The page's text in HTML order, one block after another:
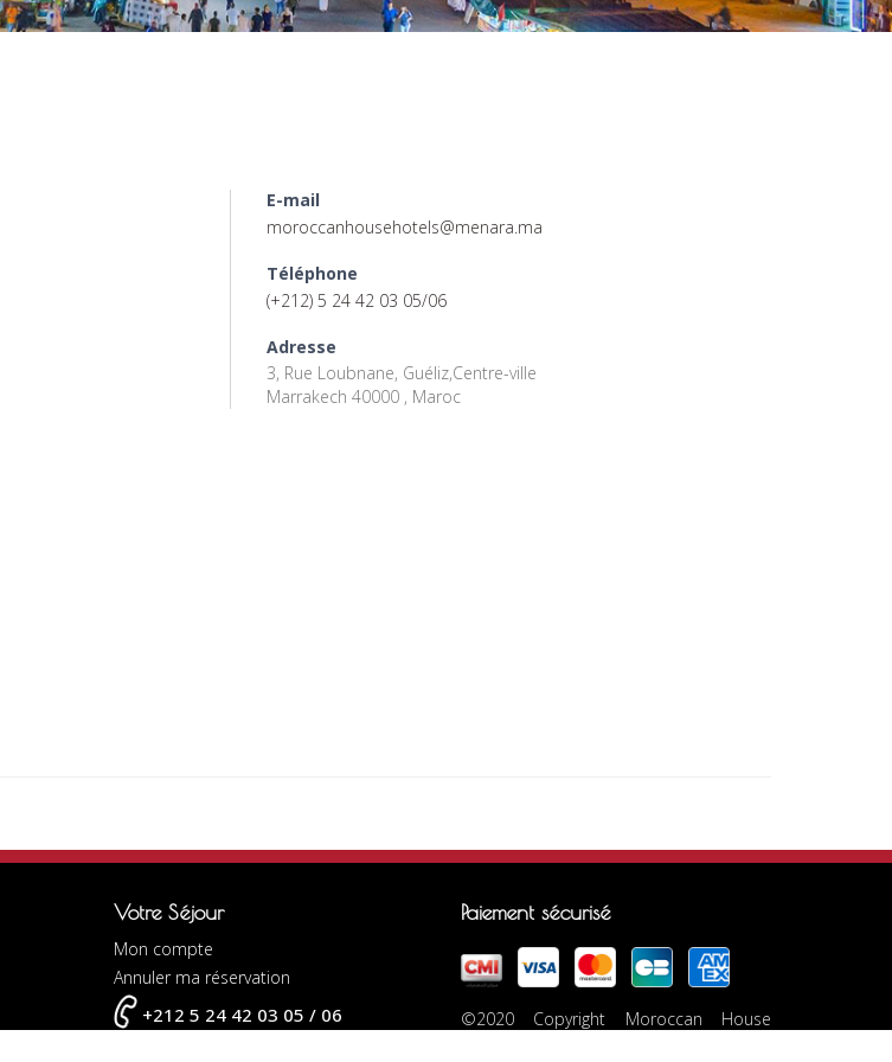
E-mail
moroccanhousehotels@menara.ma
Téléphone
(+212) 5 24 42 03 05/06
Adresse
3, Rue Loubnane, Guéliz,Centre-ville
Marrakech 40000 , Maroc
Votre Séjour
Mon compte
Annuler ma réservation
+212 5 24 42 03 05 / 06
Paiement sécurisé
©2020 Copyright Moroccan House